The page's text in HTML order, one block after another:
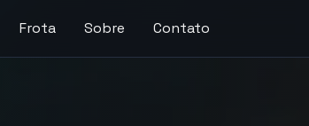
Frota Sobre Contato